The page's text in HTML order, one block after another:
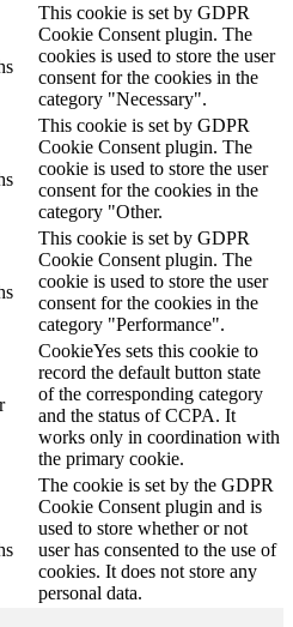
This cookie is set by GDPR
Cookie Consent plugin. The
cookies is used to store the user
consent for the cookies in the
category "Necessary".
This cookie is set by GDPR
Cookie Consent plugin. The
cookie is used to store the user
consent for the cookies in the
category "Other.
This cookie is set by GDPR
Cookie Consent plugin. The
cookie is used to store the user
consent for the cookies in the
category "Performance".
CookieYes sets this cookie to
record the default button state
of the corresponding category
and the status of CCPA. It
works only in coordination with
the primary cookie.
The cookie is set by the GDPR
Cookie Consent plugin and is
used to store whether or not
user has consented to the use of
cookies. It does not store any
personal data.